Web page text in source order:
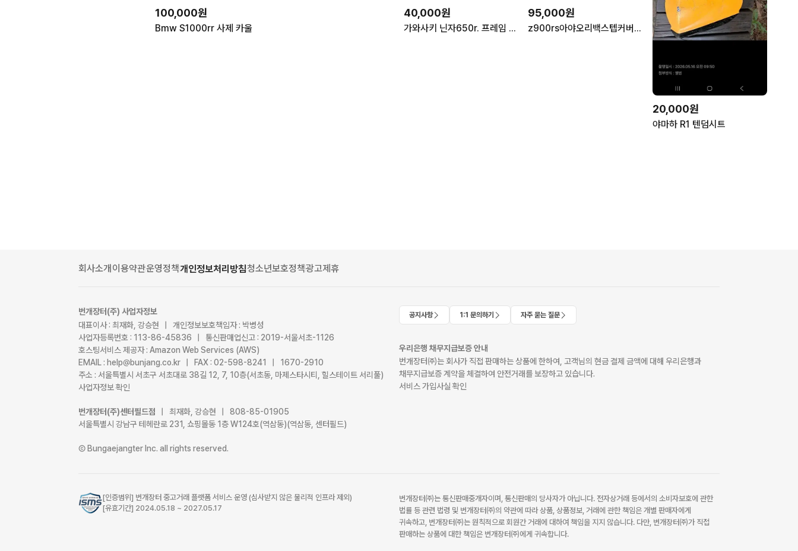
100,000원
Bmw S1000rr 사제 카울
40,000원
가와사키 닌자650r. 프레임 슬라이더 (우드크래프트) 팝니다.
95,000원
z900rs아야오리백스텝커버팝니다
20,000원
야마하 R1 텐덤시트
회사소개이용약관운영정책개인정보처리방침청소년보호정책광고제휴
번개장터(주) 사업자정보
대표이사 : 최재화, 강승현 | 개인정보보호책임자 : 박병성
사업자등록번호 : 113-86-45836 | 통신판매업신고 : 2019-서울서초-1126
호스팅서비스 제공자 : Amazon Web Services (AWS)
EMAIL : help@bunjang.co.kr | FAX : 02-598-8241 | 1670-2910
주소 : 서울특별시 서초구 서초대로 38길 12, 7, 10층(서초동, 마제스타시티, 힐스테이트 서리풀)
사업자정보 확인
번개장터(주)센터필드점
| 최재화, 강승현 | 808-85-01905
서울특별시 강남구 테헤란로 231, 쇼핑몰동 1층 W124호(역삼동)(역삼동, 센터필드)
Ⓒ Bungaejangter Inc. all rights reserved.
공지사항 1:1 문의하기 자주 묻는 질문
우리은행 채무지급보증 안내
번개장터㈜는 회사가 직접 판매하는 상품에 한하여, 고객님의 현금 결제 금액에 대해 우리은행과
채무지급보증 계약을 체결하여 안전거래를 보장하고 있습니다.
서비스 가입사실 확인
[인증범위] 번개장터 중고거래 플랫폼 서비스 운영 (심사받지 않은 물리적 인프라 제외)
[유효기간] 2024.05.18 ~ 2027.05.17
번개장터㈜는 통신판매중개자이며, 통신판매의 당사자가 아닙니다. 전자상거래 등에서의 소비자보호에 관한
법률 등 관련 법령 및 번개장터㈜의 약관에 따라 상품, 상품정보, 거래에 관한 책임은 개별 판매자에게
귀속하고, 번개장터㈜는 원칙적으로 회원간 거래에 대하여 책임을 지지 않습니다. 다만, 번개장터㈜가 직접
판매하는 상품에 대한 책임은 번개장터㈜에게 귀속합니다.